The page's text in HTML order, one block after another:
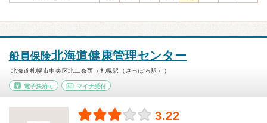
船員保険北海道健康管理センター
北海道札幌市中央区北二条西（札幌駅（さっぽろ駅））
電子決済可 マイナ受付
3.22